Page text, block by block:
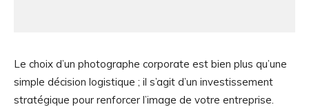
Le choix d’un photographe corporate est bien plus qu’une
simple décision logistique ; il s’agit d’un investissement
stratégique pour renforcer l’image de votre entreprise.